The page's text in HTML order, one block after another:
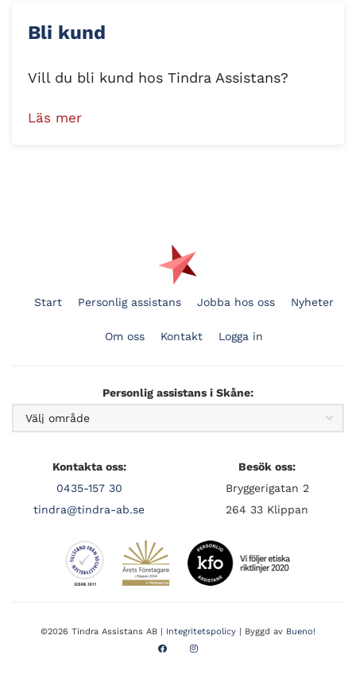
Bli kund
Vill du bli kund hos Tindra Assistans?
Läs mer
Start Personlig assistans Jobba hos oss Nyheter
Om oss Kontakt Logga in
Personlig assistans i Skåne:
Kontakta oss:
0435-157 30
tindra@tindra-ab.se
Besök oss:
Bryggerigatan 2
264 33 Klippan
©2026 Tindra Assistans AB | Integritetspolicy | Byggd av Bueno!